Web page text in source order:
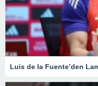
Luis de la Fuente’den